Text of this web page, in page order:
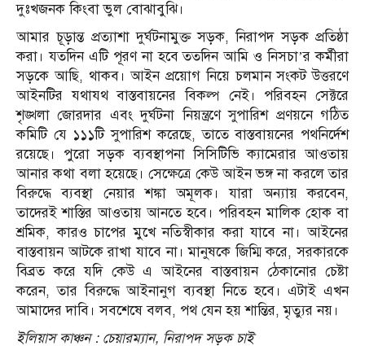
দুঃখজনক কিংবা ভুল বোঝাবুঝি।
আমার চূড়ান্ত প্রত্যাশা দুর্ঘটনামুক্ত সড়ক, নিরাপদ সড়ক প্রতিষ্ঠা
করা। যতদিন এটি পূরণ না হবে ততদিন আমি ও নিসচা’র কর্মীরা
সড়কে আছি, থাকব। আইন প্রয়োগ নিয়ে চলমান সংকট উত্তরণে
আইনটির যথাযথ বাস্তবায়নের বিকল্প নেই। পরিবহন সেক্টরে
শৃঙ্খলা জোরদার এবং দুর্ঘটনা নিয়ন্ত্রণে সুপারিশ প্রণয়নে গঠিত
কমিটি যে ১১১টি সুপারিশ করেছে, তাতে বাস্তবায়নের পথনির্দেশ
রয়েছে। পুরো সড়ক ব্যবস্থাপনা সিসিটিভি ক্যামেরার আওতায়
আনার কথা বলা হয়েছে। সেক্ষেত্রে কেউ আইন ভঙ্গ না করলে তার
বিরুদ্ধে ব্যবস্থা নেয়ার শঙ্কা অমূলক। যারা অন্যায় করবেন,
তাদেরই শাস্তির আওতায় আনতে হবে। পরিবহন মালিক হোক বা
শ্রমিক, কারও চাপের মুখে নতিস্বীকার করা যাবে না। আইনের
বাস্তবায়ন আটকে রাখা যাবে না। মানুষকে জিম্মি করে, সরকারকে
বিব্রত করে যদি কেউ এ আইনের বাস্তবায়ন ঠেকানোর চেষ্টা
করেন, তার বিরুদ্ধে আইনানুগ ব্যবস্থা নিতে হবে। এটাই এখন
আমাদের দাবি। সবশেষে বলব, পথ যেন হয় শান্তির, মৃত্যুর নয়।
ইলিয়াস কাঞ্চন : চেয়ারম্যান, নিরাপদ সড়ক চাই